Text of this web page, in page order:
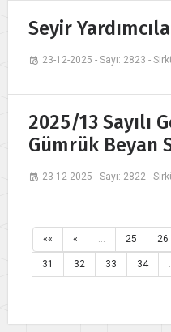
Seyir
23-12-2025 - Sayı: 2823 -
2025/13 Sayılı
Gümrük Beyan
23-12-2025 - Sayı: 2822 -
«« « 25 26
31 32 33 34